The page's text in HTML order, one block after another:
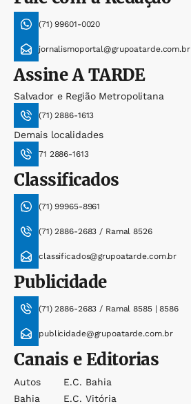
(71) 99601-0020
jornalismoportal@grupoatarde.com.br
AssineA TARDE
Salvador e Região Metropolitana
(71) 2886-1613
Demais localidades
71 2886-1613
Classificados
(71) 99965-8961
(71) 2886-2683 / Ramal 8526
classificados@grupoatarde.com.br
Publicidade
(71) 2886-2683 / Ramal 8585 | 8586
publicidade@grupoatarde.com.br
Canais e Editorias
Autos
Bahia
E.c. Bahia
E.c. Vitória